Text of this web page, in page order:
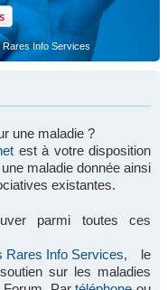
Info Services
une maladie ?
est à votre disposition
maladie donnée ainsi
existantes.
parmi toutes ces
Rares Info Services, le
sur les maladies